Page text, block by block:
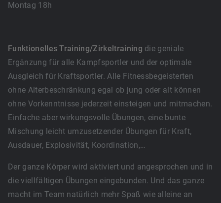
Montag 18h
Funktionelles Training/Zirkeltraining die geniale
Ergänzung für alle Kampfsportler und der optimale
Ausgleich für Kraftsportler. Alle Fitnessbegeisterten
ohne Alterbeschränkung egal ob jung oder alt können
ohne Vorkenntnisse jederzeit einsteigen und mitmachen.
Einfache aber wirkungsvolle Übungen, eine bunte
Mischung leicht umzusetzender Übungen für Kraft,
Ausdauer, Explosivität, Koordination,…
Der ganze Körper wird aktiviert und angesprochen und in
die viellfältigen Übungen eingebunden. Und das ganze
macht im Team natürlich mehr Spaß wie alleine an